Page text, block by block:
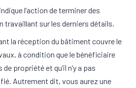
l’action de terminer des
travaillant sur les derniers détails.
la réception du bâtiment couvre le
à condition que le bénéficiaire
propriété et qu’il n’y a pas
Autrement dit, vous aurez une